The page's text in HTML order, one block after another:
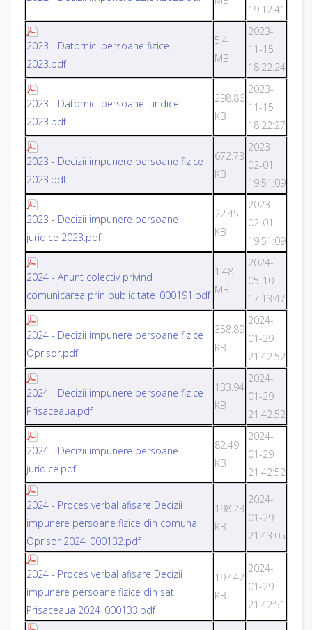
19:12:41
2023 - Datornici persoane fizice
2023.pdf
5.4
MB
2023-
11-15
18:22:24
2023 - Datornici persoane juridice
2023.pdf
298.86
KB
2023-
11-15
18:22:27
2023 - Decizii impunere persoane fizice
2023.pdf
672.73
KB
2023-
02-01
19:51:09
2023 - Decizii impunere persoane
juridice 2023.pdf
22.45
KB
2023-
02-01
19:51:09
2024 - Anunt colectiv privind
comunicarea prin publicitate_000191.pdf
1.48
MB
2024-
05-10
17:13:47
2024 - Decizii impunere persoane fizice
Oprisor.pdf
358.89
KB
2024-
01-29
21:42:52
2024 - Decizii impunere persoane fizice
Prisaceaua.pdf
133.94
KB
2024-
01-29
21:42:52
2024 - Decizii impunere persoane
juridice.pdf
82.49
KB
2024-
01-29
21:42:52
2024 - Proces verbal afisare Decizii
impunere persoane fizice din comuna
Oprisor 2024_000132.pdf
198.23
KB
2024-
01-29
21:43:05
2024 - Proces verbal afisare Decizii
impunere persoane fizice din sat
Prisaceaua 2024_000133.pdf
197.42
KB
2024-
01-29
21:42:51